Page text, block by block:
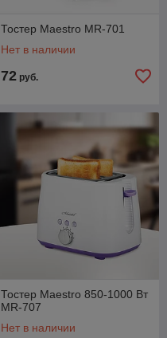
Тостер Maestro MR-701
Нет в наличии
72 руб.
Тостер Maestro 850-1000 Вт
MR-707
Нет в наличии